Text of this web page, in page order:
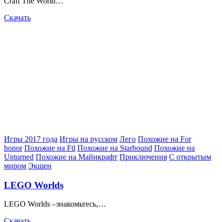
Скачать
Posted
in
Игры 2017 года Игры на русском Лего Похожие на For
honor Похожие на Ftl Похожие на Starbound Похожие на
Unturned Похожие на Майнкрафт Приключения С открытым
миром Экшен
LEGO Worlds
LEGO Worlds –знакомьтесь,…